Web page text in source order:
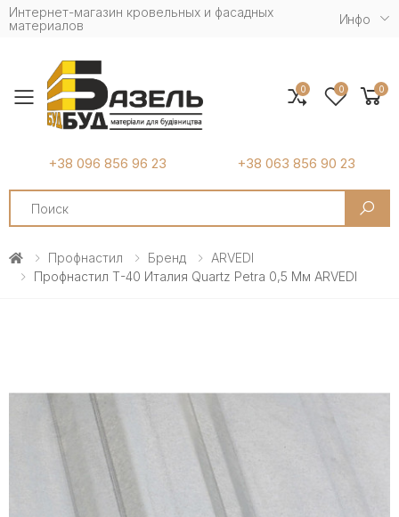
Интернет-магазин кровельных и фасадных
материалов
Инфо
Toggle mobile menu
+38 096 856 96 23 +38 063 856 90 23
Search
0 0 0
Профнастил Бренд
ARVEDI
Профнастил Т-40 Италия Quartz Petra 0,5 Мм ARVEDI